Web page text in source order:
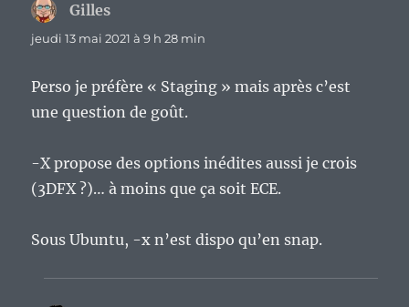
Gilles
jeudi 13 mai 2021 à 9 h 28 min
Perso je préfère « Staging » mais après c’est
une question de goût.
-X propose des options inédites aussi je crois
(3DFX ?)… à moins que ça soit ECE.
Sous Ubuntu, -x n’est dispo qu’en snap.